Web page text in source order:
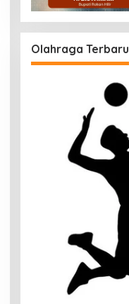
Olahraga Terbaru